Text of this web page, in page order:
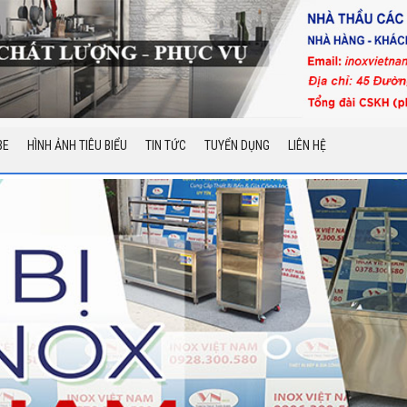
HÌNH ẢNH TIÊU BIỂU TIN TỨC TUYỂN DỤNG LIÊN HỆ